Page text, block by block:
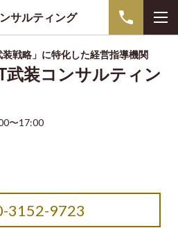
サルティング
戦略」に特化した経営指導機関
武装コンサルティン
〜17:00
3152-9723